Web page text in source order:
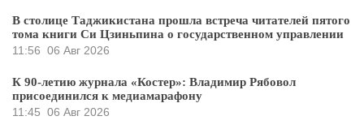
В столице Таджикистана прошла встреча читателей пятого
тома книги Си Цзиньпина о государственном управлении
11:56 06 Авг 2026
К 90-летию журнала «Костер»: Владимир Рябовол
присоединился к медиамарафону
11:45 06 Авг 2026